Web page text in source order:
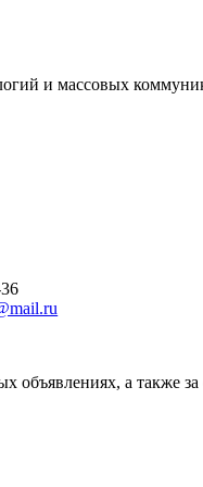
и массовых
объявлениях, а также